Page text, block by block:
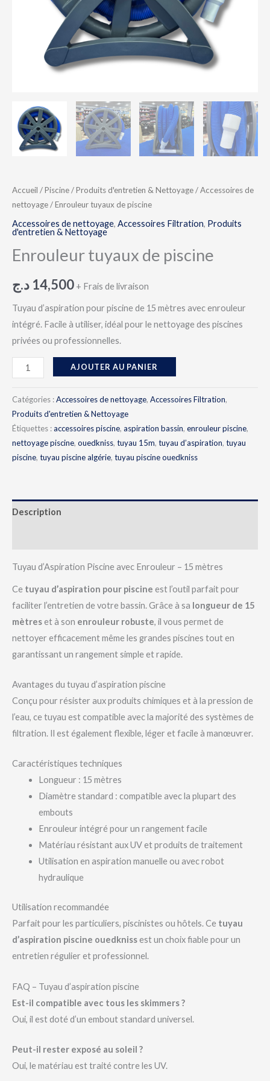
Accueil /Piscine/Produits d'entretien & Nettoyage/Accessoires de
nettoyage/ Enrouleur tuyaux de piscine
Accessoires de nettoyage, Accessoires Filtration, Produits
d'entretien & Nettoyage
Enrouleur tuyaux de piscine
14,500 د.ج + Frais de livraison
Tuyau d’aspiration pour piscine de 15 mètres avec enrouleur
intégré. Facile à utiliser, idéal pour le nettoyage des piscines
privées ou professionnelles.
AJOUTER AU PANIER
Catégories :Accessoires de nettoyage, Accessoires Filtration,
Produits d'entretien & Nettoyage
Étiquettes :accessoires piscine, aspiration bassin, enrouleur piscine,
nettoyage piscine, ouedkniss, tuyau 15m, tuyau d’aspiration, tuyau
piscine, tuyau piscine algérie, tuyau piscine ouedkniss
Description
Tuyau d’Aspiration Piscine avec Enrouleur – 15 mètres
Ce tuyau d’aspiration pour piscine est l’outil parfait pour
faciliter l’entretien de votre bassin. Grâce à sa longueur de 15
mètreset à son enrouleur robuste, il vous permet de
nettoyer efficacement même les grandes piscines tout en
garantissant un rangement simple et rapide.
Avantages du tuyau d’aspiration piscine
Conçu pour résister aux produits chimiques et à la pression de
l’eau, ce tuyau est compatible avec la majorité des systèmes de
filtration. Il est également flexible, léger et facile à manœuvrer.
Caractéristiques techniques
Longueur : 15 mètres
Diamètre standard : compatible avec la plupart des
embouts
Enrouleur intégré pour un rangement facile
Matériau résistant aux UV et produits de traitement
Utilisation en aspiration manuelle ou avec robot
hydraulique
Utilisation recommandée
Parfait pour les particuliers, piscinistes ou hôtels. Ce tuyau
d’aspiration piscine ouedknissest un choix fiable pour un
entretien régulier et professionnel.
FAQ – Tuyau d’aspiration piscine
Est-il compatible avec tous les skimmers ?
Oui, il est doté d’un embout standard universel.
Peut-il rester exposé au soleil ?
Oui, le matériau est traité contre les UV.